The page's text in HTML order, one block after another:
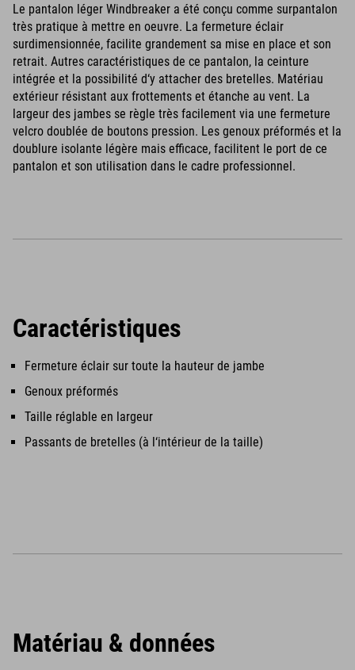
Le pantalon léger Windbreaker a été conçu comme surpantalon
très pratique à mettre en oeuvre. La fermeture éclair
surdimensionnée, facilite grandement sa mise en place et son
retrait. Autres caractéristiques de ce pantalon, la ceinture
intégrée et la possibilité d‘y attacher des bretelles. Matériau
extérieur résistant aux frottements et étanche au vent. La
largeur des jambes se règle très facilement via une fermeture
velcro doublée de boutons pression. Les genoux préformés et la
doublure isolante légère mais efficace, facilitent le port de ce
pantalon et son utilisation dans le cadre professionnel.
Caractéristiques
Fermeture éclair sur toute la hauteur de jambe
Genoux préformés
Taille réglable en largeur
Passants de bretelles (à l‘intérieur de la taille)
Matériau & données